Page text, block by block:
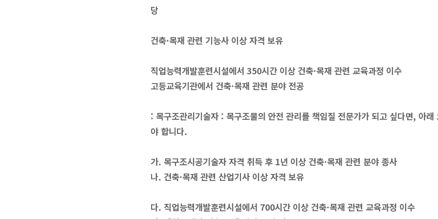
당
건축·목재 관련 기능사 이상 자격 보유
직업능력개발훈련시설에서 350시간 이상 건축·목재 관련 교육과정 이수
고등교육기관에서 건축·목재 관련 분야 전공
: 목구조관리기술자 : 목구조물의 안전 관리를 책임질 전문가가 되고 싶다면, 아래
야 합니다.
가. 목구조시공기술자 자격 취득 후 1년 이상 건축·목재 관련 분야 종사
나. 건축·목재 관련 산업기사 이상 자격 보유
다. 직업능력개발훈련시설에서 700시간 이상 건축·목재 관련 교육과정 이수